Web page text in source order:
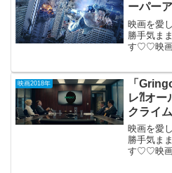
ーパー
ビー。
映画を愛
勝手気ま
す♡♡映画
気コミッ
ョン ...
映画2018年
「
レ⁈オー
クライ
映画を愛
勝手気ま
す♡♡映画